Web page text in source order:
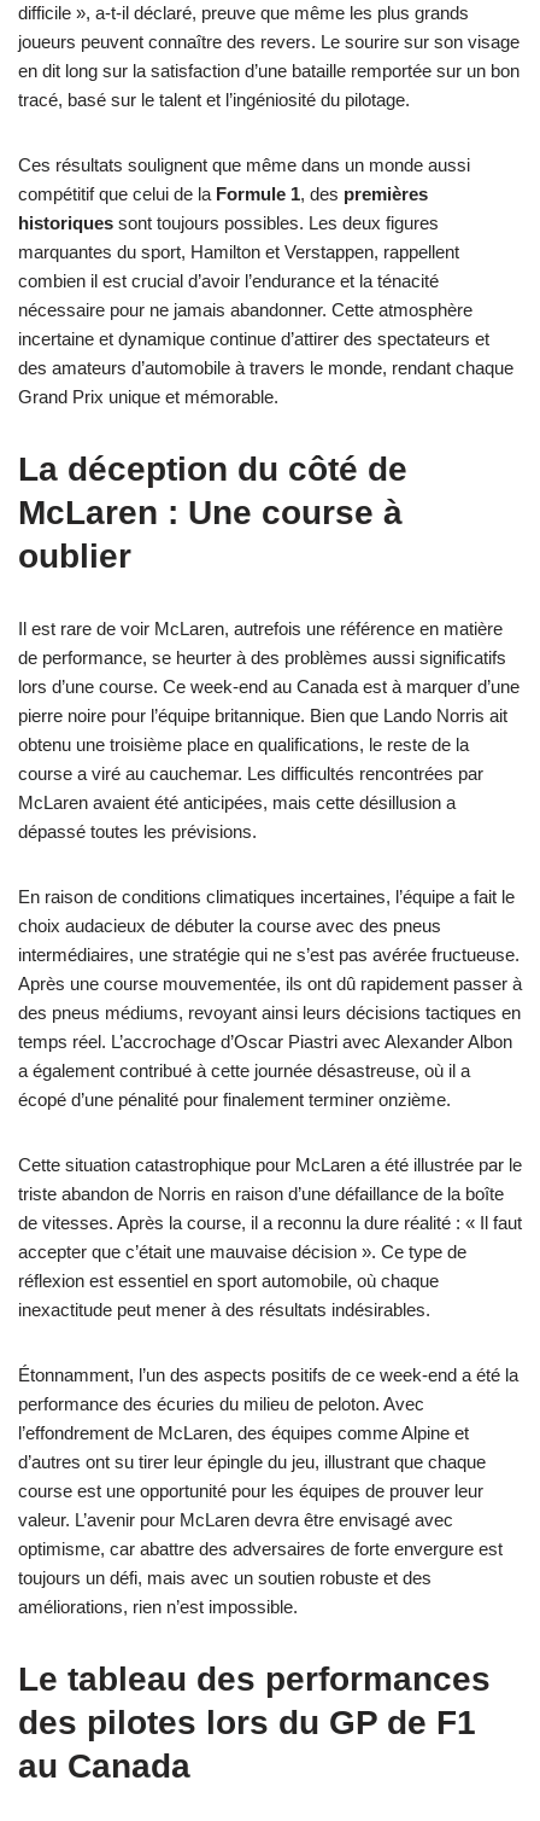
difficile », a-t-il déclaré, preuve que même les plus grands
joueurs peuvent connaître des revers. Le sourire sur son visage
en dit long sur la satisfaction d’une bataille remportée sur un bon
tracé, basé sur le talent et l’ingéniosité du pilotage.
Ces résultats soulignent que même dans un monde aussi
compétitif que celui de la Formule 1, des premières
historiques sont toujours possibles. Les deux figures
marquantes du sport, Hamilton et Verstappen, rappellent
combien il est crucial d’avoir l’endurance et la ténacité
nécessaire pour ne jamais abandonner. Cette atmosphère
incertaine et dynamique continue d’attirer des spectateurs et
des amateurs d’automobile à travers le monde, rendant chaque
Grand Prix unique et mémorable.
La déception du côté de
McLaren : Une course à
oublier
Il est rare de voir McLaren, autrefois une référence en matière
de performance, se heurter à des problèmes aussi significatifs
lors d’une course. Ce week-end au Canada est à marquer d’une
pierre noire pour l’équipe britannique. Bien que Lando Norris ait
obtenu une troisième place en qualifications, le reste de la
course a viré au cauchemar. Les difficultés rencontrées par
McLaren avaient été anticipées, mais cette désillusion a
dépassé toutes les prévisions.
En raison de conditions climatiques incertaines, l’équipe a fait le
choix audacieux de débuter la course avec des pneus
intermédiaires, une stratégie qui ne s’est pas avérée fructueuse.
Après une course mouvementée, ils ont dû rapidement passer à
des pneus médiums, revoyant ainsi leurs décisions tactiques en
temps réel. L’accrochage d’Oscar Piastri avec Alexander Albon
a également contribué à cette journée désastreuse, où il a
écopé d’une pénalité pour finalement terminer onzième.
Cette situation catastrophique pour McLaren a été illustrée par le
triste abandon de Norris en raison d’une défaillance de la boîte
de vitesses. Après la course, il a reconnu la dure réalité : « Il faut
accepter que c’était une mauvaise décision ». Ce type de
réflexion est essentiel en sport automobile, où chaque
inexactitude peut mener à des résultats indésirables.
Étonnamment, l’un des aspects positifs de ce week-end a été la
performance des écuries du milieu de peloton. Avec
l’effondrement de McLaren, des équipes comme Alpine et
d’autres ont su tirer leur épingle du jeu, illustrant que chaque
course est une opportunité pour les équipes de prouver leur
valeur. L’avenir pour McLaren devra être envisagé avec
optimisme, car abattre des adversaires de forte envergure est
toujours un défi, mais avec un soutien robuste et des
améliorations, rien n’est impossible.
Le tableau des performances
des pilotes lors du GP de F1
au Canada